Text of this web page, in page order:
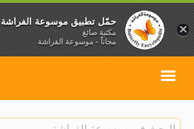
×
حمّل تطبيق موسوعة الفراشة
مكتبة صائغ
مجاناً - موسوعة الفراشة